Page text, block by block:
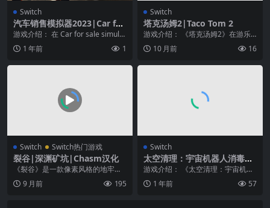
Switch
汽车销售模拟器2023|Car for
Sale Simulator 2023
游戏介绍： 在 Car for sale simulat
or 2023 中，你可...
1 年前 1
Switch
塔克汤姆2|Taco Tom 2
游戏介绍： 《塔克汤姆2》在游乐
园度过了令人失望的一天后，塔可
汤姆即将与女友莎莉...
10 月前 16
Switch Switch热门游戏
裂谷|深渊矿坑|Chasm汉化
《裂谷》是一款像素风格的地牢冒
险游戏，游戏有着丰富的关卡设计
和众多的战斗设置，内...
9 月前 195
Switch
太空清理：宇宙机器人消毒
器|Space CleanUp: Cosmic
Robot Disinfector
游戏介绍： 《太空清理：宇宙机器
人消毒器》用你值得信赖的机器人
消毒器对抗宇宙污垢...
1 年前 57